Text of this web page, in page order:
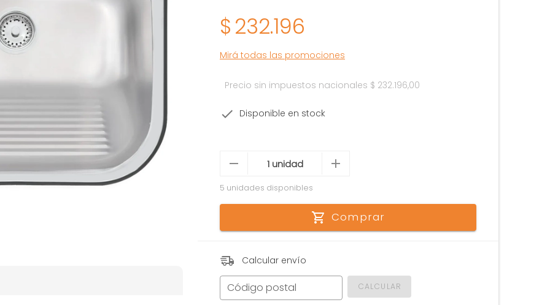
$232.196
Mirá todas las promociones
Precio sin impuestos nacionales $ 232.196,00
Disponible en stock
5 unidades disponibles
Comprar
Calcular envío
Código postal CALCULAR